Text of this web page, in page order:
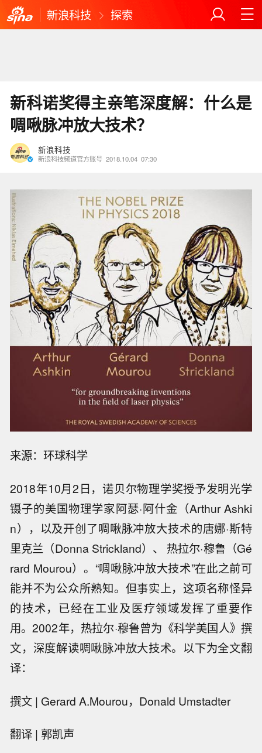
新浪科技 探索
新科诺奖得主亲笔深度解：什么是
啁啾脉冲放大技术？
新浪科技
新浪科技频道官方账号 2018.10.04 07:30
来源：环球科学
2018年10月2日，诺贝尔物理学奖授予发明光学
镊子的美国物理学家阿瑟·阿什金（Arthur Ashki
n），以及开创了啁啾脉冲放大技术的唐娜·斯特
里克兰（Donna Strickland）、 热拉尔·穆鲁（Gé
rard Mourou）。“啁啾脉冲放大技术”在此之前可
能并不为公众所熟知。但事实上，这项名称怪异
的技术，已经在工业及医疗领域发挥了重要作
用。2002年，热拉尔·穆鲁曾为《科学美国人》撰
文，深度解读啁啾脉冲放大技术。以下为全文翻
译：
撰文 | Gerard A.Mourou，Donald Umstadter
翻译 | 郭凯声